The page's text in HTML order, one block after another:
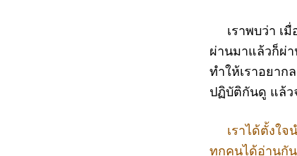
เราพบว่า เมื่
ผ่านมาแล้วก็ผ่
ทำให้เราอยาก
ปฏิบัติกันดู แล้ว
เราได้ตั้งใจ
ทุกคนได้อ่านกั